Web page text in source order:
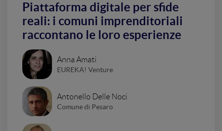
Piattaforma digitale per sfide
reali: i comuni imprenditoriali
raccontano le loro esperienze
Anna Amati
EUREKA! Venture
Antonello Delle Noci
Comune di Pesaro